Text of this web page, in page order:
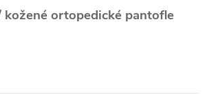
kožené ortopedické pantofle